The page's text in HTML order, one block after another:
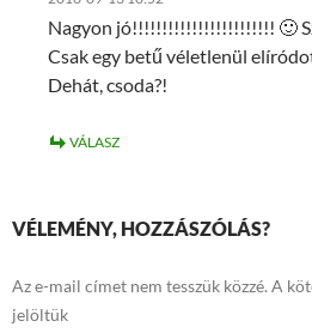
Nagyon jó!!!!!!!!!!!!!!!!!!!!!!!! 🙂
Csak egy betű véletlenül
Dehát, csoda?!
VÁLASZ
VÉLEMÉNY, HOZZÁSZÓLÁS?
Az e-mail címet nem tesszük közzé. A
jelöltük